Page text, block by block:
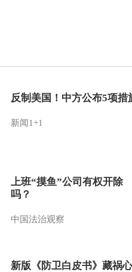
反制美国！中方公布5项措
新闻1+1
上班“摸鱼”公司有权开除
吗？
中国法治观察
新版《防卫白皮书》藏祸心